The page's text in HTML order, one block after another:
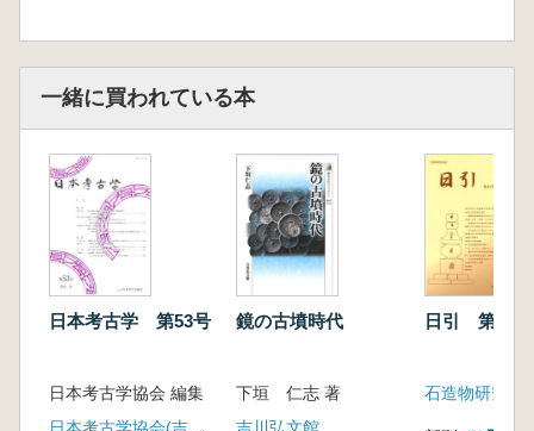
一緒に買われている本
日本考古学 第53号
日本考古学協会 編集
鏡の古墳時代
下垣 仁志 著
日引 第13号
石造物研究会